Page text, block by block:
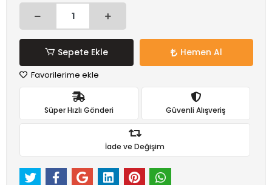
Sepete Ekle Hemen Al
Favorilerime ekle
Süper Hızlı Gönderi Güvenli Alışveriş
İade ve Değişim